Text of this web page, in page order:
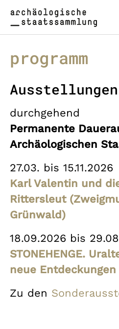
Zum Hauptinhalt
Skip to page footer
programm
Ausstellungen
durchgehend
Permanente
Archäologischen
27.03. bis 15.11.2026
Karl Valentin und
Rittersleut
Grünwald)
18.09.2026 bis
STONEHENGE.
neue Entdeckungen
Zu den